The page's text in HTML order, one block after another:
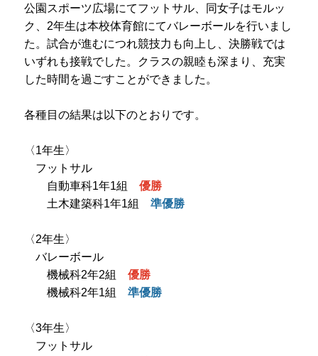
公園スポーツ広場にてフットサル、同女子はモルッ
ク、2年生は本校体育館にてバレーボールを行いまし
た。試合が進むにつれ競技力も向上し、決勝戦では
いずれも接戦でした。クラスの親睦も深まり、充実
した時間を過ごすことができました。
各種目の結果は以下のとおりです。
〈1年生〉
フットサル
自動車科1年1組優勝
土木建築科1年1組準優勝
〈2年生〉
バレーボール
機械科2年2組優勝
機械科2年1組準優勝
〈3年生〉
フットサル
各種様式ダウンロード
プライバシーポリシー
サイトマップ
保護者の方へ